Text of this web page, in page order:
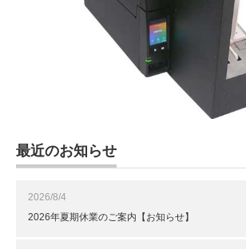
最近のお知らせ
2026/8/4
2026年夏期休業のご案内【お知らせ】